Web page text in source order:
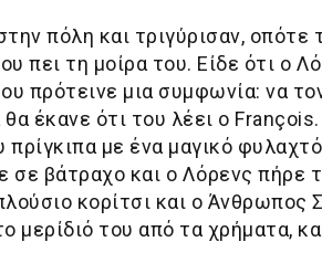
πόλη και τριγύρισαν, οπότε
πει τη μοίρα του. Είδε ότι ο
πρότεινε μια συμφωνία: να
έκανε ότι του λέει ο
με ένα μαγικό φυλαχτό
βάτραχο και ο Λόρενς πήρε
κορίτσι και ο Άνθρωπος
μερίδιό του από τα χρήματα,